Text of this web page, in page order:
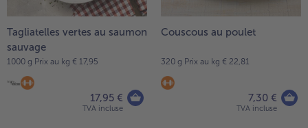
Tagliatelles vertes au saumon
sauvage
1000 g Prix au kg € 17,95
17,95 €
TVA incluse
Couscous au poulet
320 g Prix au kg € 22,81
7,30 €
TVA incluse